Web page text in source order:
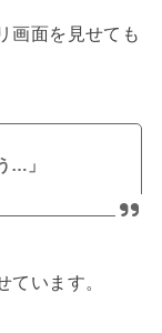
画面を見せても
…」
ています。